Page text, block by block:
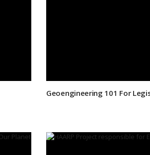
Geoengineering 101 For